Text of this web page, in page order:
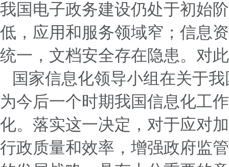
我国电子政务建设仍处于初始
低，应用和服务领域窄；信息
统一，文档安全存在隐患。对
国家信息化领导小组在关于
为今后一个时期我国信息化工
化。落实这一决定，对于应对
行政质量和效率，增强政府监